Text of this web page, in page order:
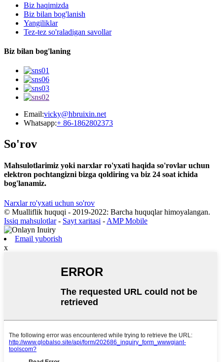
Biz haqimizda
Biz bilan bog'lanish
Yangiliklar
Tez-tez so'raladigan savollar
Biz bilan bog'laning
Email:vicky@hbruixin.net
Whatsapp:+ 86-1862802373
So'rov
Mahsulotlarimiz yoki narxlar ro'yxati haqida so'rovlar uchun
elektron pochtangizni bizga qoldiring va biz 24 soat ichida
bog'lanamiz.
Narxlar ro'yxati uchun so'rov
© Mualliflik huquqi - 2019-2022: Barcha huquqlar himoyalangan.
Issiq mahsulotlar- Sayt xaritasi - AMP Mobile
Email yuborish
x